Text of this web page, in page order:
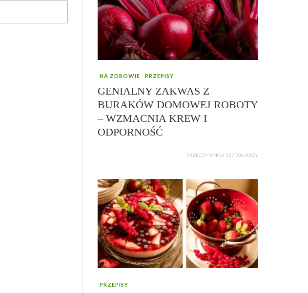
NA ZDROWIE PRZEPISY
GENIALNY ZAKWAS Z
BURAKÓW DOMOWEJ ROBOTY
– WZMACNIA KREW I
ODPORNOŚĆ
PRZECZYTANO 2 237 700 RAZY
PRZEPISY